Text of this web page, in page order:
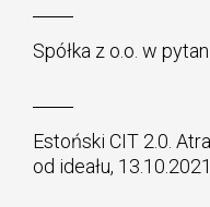
Spółka z o.o. w
Estoński CIT 2.0.
od ideału, 13.10.2021